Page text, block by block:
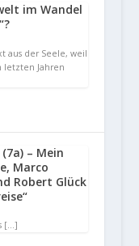
im Wandel
aus der Seele, weil
letzten Jahren
– Mein
Marco
Robert Glück
[…]